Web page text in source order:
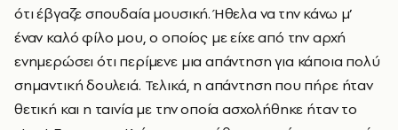
ότι έβγαζε σπουδαία μουσική. Ήθελα να την κάνω μ’
έναν καλό φίλο μου, ο οποίος με είχε από την αρχή
ενημερώσει ότι περίμενε μια απάντηση για κάποια πολύ
σημαντική δουλειά. Τελικά, η απάντηση που πήρε ήταν
θετική και η ταινία με την οποία ασχολήθηκε ήταν το